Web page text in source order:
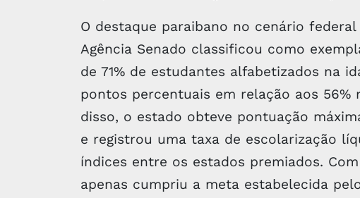
O destaque paraibano no cenário
Agência Senado classificou como
de 71% de estudantes alfabetizados na
pontos percentuais em relação aos 56%
disso, o estado obteve pontuação
e registrou uma taxa de escolarização
índices entre os estados premiados.
apenas cumpriu a meta estabelecida